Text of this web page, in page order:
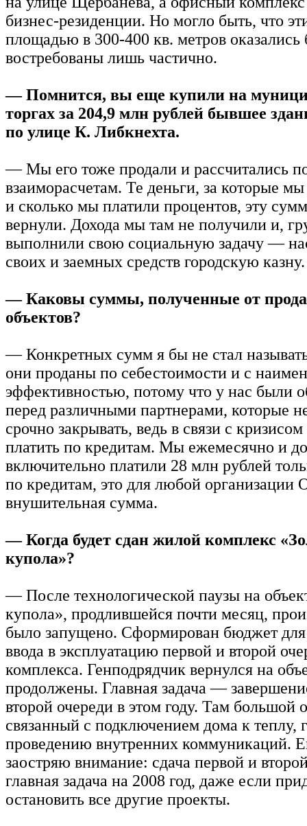
бизнес-резиденции. Но могло быть, что
площадью в 300-400 кв. метров оказались
востребованы лишь частично.
— Помнится, вы еще купили на
торгах за 204,9 млн рублей бывшее
по улице К. Либкнехта.
— Мы его тоже продали и рассчитались
взаиморасчетам. Те деньги, за которые
и сколько мы платили процентов, эту
вернули. Дохода мы там не получили и,
выполнили свою социальную задачу —
своих и заемных средств городскую казну.
— Каковы суммы, полученные от
объектов?
— Конкретных сумм я бы не стал
они проданы по себестоимости и с
эффективностью, потому что у нас были
перед различными партнерами, которые
срочно закрывать, ведь в связи с
платить по кредитам. Мы ежемесячно и
включительно платили 28 млн рублей
по кредитам, это для любой организации
внушительная сумма.
— Когда будет сдан жилой комплекс
купола»?
— После технологической паузы на
купола», продлившейся почти месяц,
было запущено. Сформирован бюджет
ввода в эксплуатацию первой и второй
комплекса. Генподрядчик вернулся на
продолжены. Главная задача —
второй очереди в этом году. Там большой
связанный с подключением дома к теплу,
проведению внутренних коммуникаций.
заостряю внимание: сдача первой и
главная задача на 2008 год, даже если
остановить все другие проекты.